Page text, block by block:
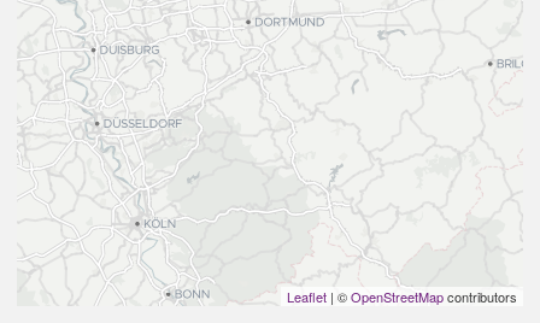
Leaflet | ©OpenStreetMapcontributors